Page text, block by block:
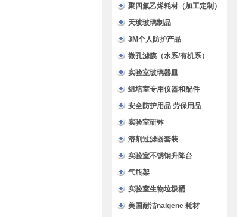
聚四氟乙烯耗材（加工定制）
天玻玻璃制品
3M个人防护产品
微孔滤膜（水系/有机系）
实验室玻璃器皿
组培室专用仪器和配件
安全防护用品 劳保用品
实验室研钵
溶剂过滤器套装
实验室不锈钢升降台
气瓶架
实验室生物垃圾桶
美国耐洁nalgene 耗材